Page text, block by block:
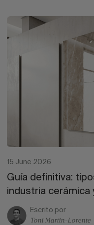
15 June 2026
Guía definitiva:
industria cerámica
Escrito por
Toni Martin-Lorente